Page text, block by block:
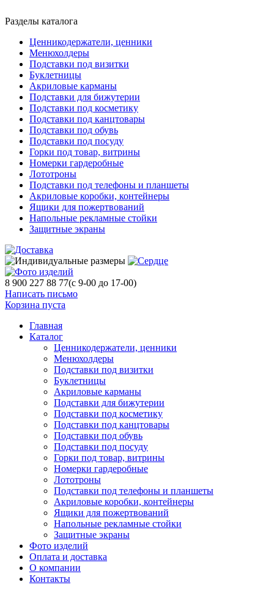
Разделы каталога
Ценникодержатели, ценники
Менюхолдеры
Подставки под визитки
Буклетницы
Акриловые карманы
Подставки для бижутерии
Подставки под косметику
Подставки под канцтовары
Подставки под обувь
Подставки под посуду
Горки под товар, витрины
Номерки гардеробные
Лототроны
Подставки под телефоны и планшеты
Акриловые коробки, контейнеры
Ящики для пожертвований
Напольные рекламные стойки
Защитные экраны
8 900 227 88 77(с 9-00 до 17-00)
Написать письмо
Корзина пуста
Главная
Каталог
Ценникодержатели, ценники
Менюхолдеры
Подставки под визитки
Буклетницы
Акриловые карманы
Подставки для бижутерии
Подставки под косметику
Подставки под канцтовары
Подставки под обувь
Подставки под посуду
Горки под товар, витрины
Номерки гардеробные
Лототроны
Подставки под телефоны и планшеты
Акриловые коробки, контейнеры
Ящики для пожертвований
Напольные рекламные стойки
Защитные экраны
Фото изделий
Оплата и доставка
О компании
Контакты